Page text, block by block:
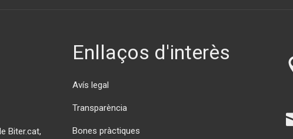
Biter.cat,
Enllaços d'interès
Avís legal
Transparència
Bones pràctiques